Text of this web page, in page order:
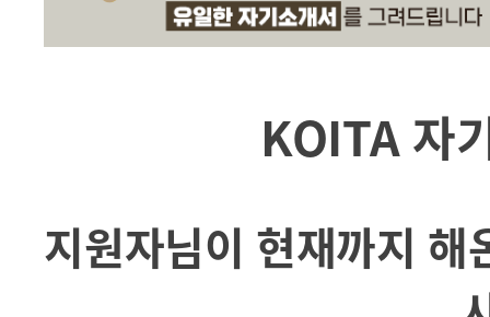
KOITA 자
지원자님이 현재까지